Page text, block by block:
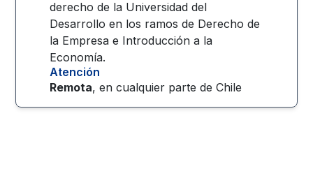
derecho de la Universidad del
Desarrollo en los ramos de Derecho de
la Empresa e Introducción a la
Economía.
Atención
Remota, en cualquier parte deChile